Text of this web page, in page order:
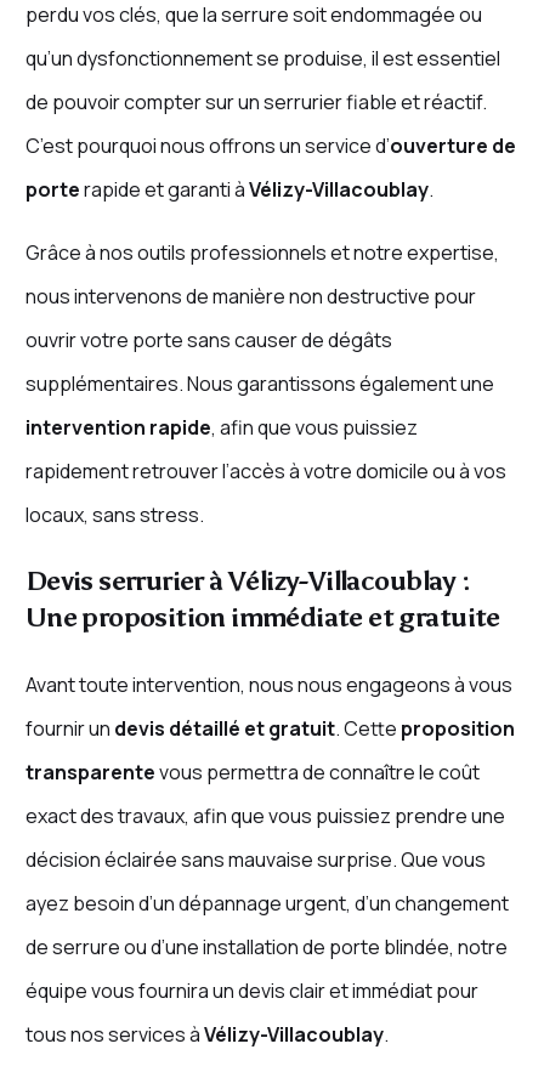
perdu vos clés, que la serrure soit endommagée ou
qu’un dysfonctionnement se produise, il est essentiel
de pouvoir compter sur un serrurier fiable et réactif.
C’est pourquoi nous offrons un service d’ouverture de
porterapide et garanti àVélizy-Villacoublay.
Grâce à nos outils professionnels et notre expertise,
nous intervenons de manière non destructive pour
ouvrir votre porte sans causer de dégâts
supplémentaires. Nous garantissons également une
intervention rapide, afin que vous puissiez
rapidement retrouver l’accès à votre domicile ou à vos
locaux, sans stress.
Devis serrurier à Vélizy-Villacoublay :
Une proposition immédiate et gratuite
Avant toute intervention, nous nous engageons à vous
fournir un devis détaillé et gratuit. Cette proposition
transparentevous permettra de connaître le coût
exact des travaux, afin que vous puissiez prendre une
décision éclairée sans mauvaise surprise. Que vous
ayez besoin d’un dépannage urgent, d’un changement
de serrure ou d’une installation de porte blindée, notre
équipe vous fournira un devis clair et immédiat pour
tous nos services àVélizy-Villacoublay.